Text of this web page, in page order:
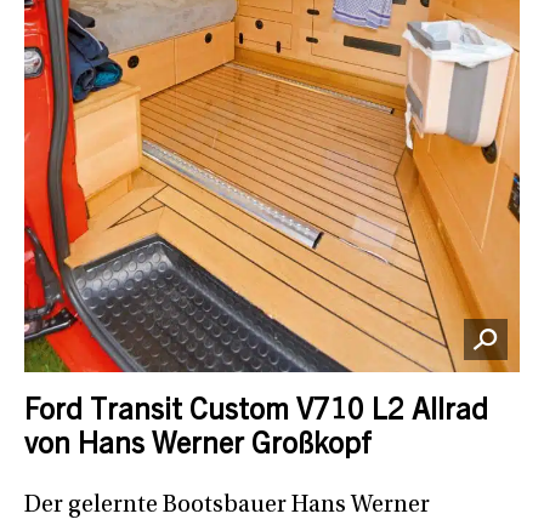
Ford Transit Custom V710 L2 Allrad
von Hans Werner Großkopf
Der gelernte Bootsbauer Hans Werner